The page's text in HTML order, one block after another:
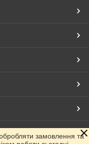
замовлення та